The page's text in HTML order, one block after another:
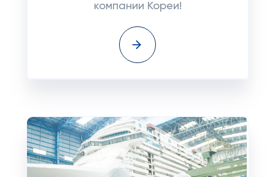
компании Кореи!